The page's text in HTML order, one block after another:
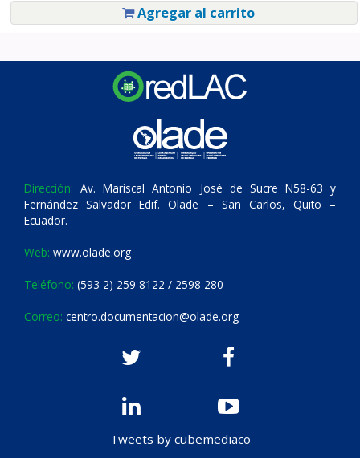
Agregar al carrito
Dirección: Av. Mariscal Antonio José de Sucre N58-63 y
Fernández Salvador Edif. Olade – San Carlos, Quito –
Ecuador.
Web: www.olade.org
Teléfono: (593 2) 259 8122 / 2598 280
Correo: centro.documentacion@olade.org
Tweets by cubemediaco